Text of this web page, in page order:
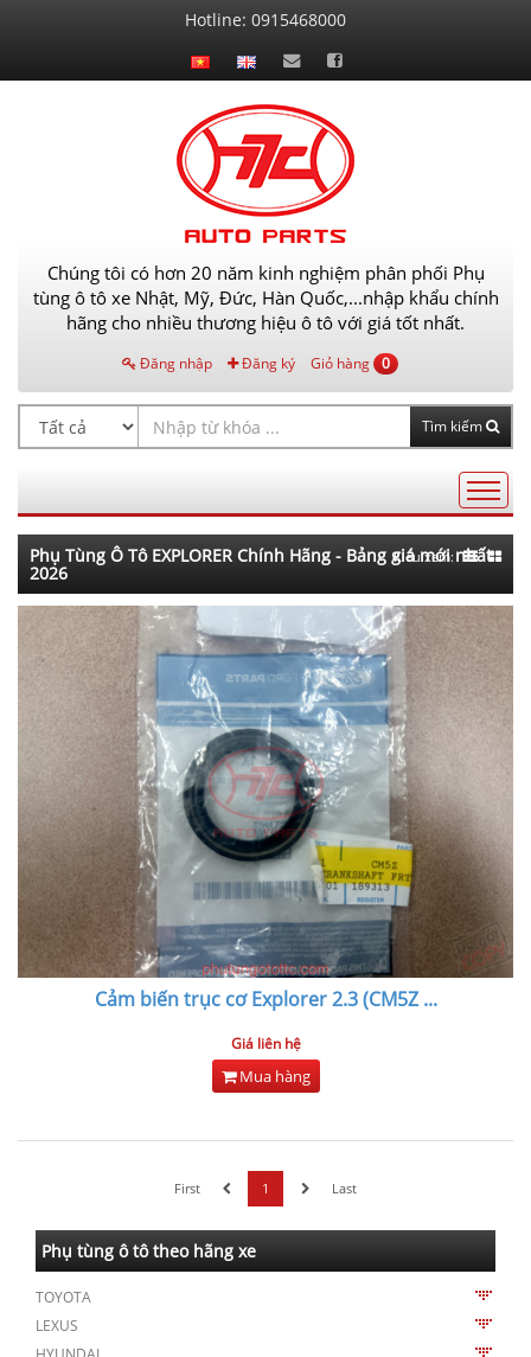
hệ
Hotline: 0915468000
Chúng tôi có hơn 20 năm kinh nghiệm phân phối Phụ
tùng ô tô xe Nhật, Mỹ, Đức, Hàn Quốc,...nhập khẩu chính
hãng cho nhiều thương hiệu ô tô với giá tốt nhất.
Đăng nhập Đăng ký Giỏ hàng 0
Tìm kiếm
AutoPart
Phụ Tùng Ô Tô EXPLORER Chính Hãng - Bảng giá mới nhất
2026
Kiểu xem:
Cảm biến trục cơ Explorer 2.3 (CM5Z...
Giá liên hệ
Mua hàng
First 1 Last
Phụ tùng ô tô theo hãng xe
TOYOTA
LEXUS